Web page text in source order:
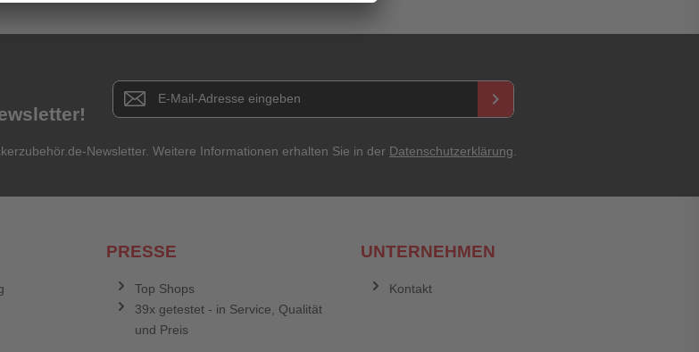
Newsletter E-Mail Adresse keyboard_arrow_right
Newsletter. Weitere Informationen erhalten Sie in der Datenschutzerklärung
PRESSE
Top Shops
39x getestet - in Service, Qualität
und Preis
UNTERNEHMEN
Kontakt